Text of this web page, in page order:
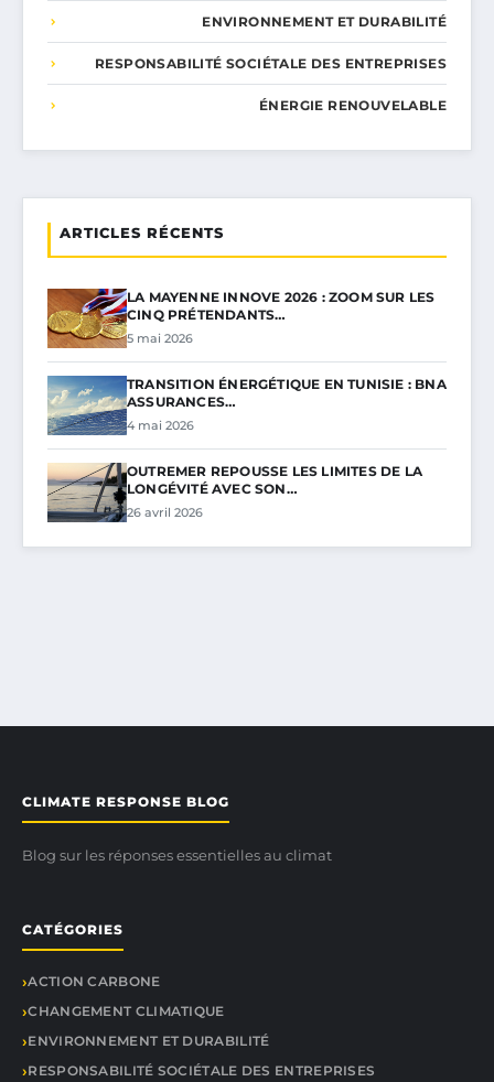
ENVIRONNEMENT ET DURABILITÉ
RESPONSABILITÉ SOCIÉTALE DES ENTREPRISES
ÉNERGIE RENOUVELABLE
ARTICLES RÉCENTS
LA MAYENNE INNOVE 2026 : ZOOM SUR LES
CINQ PRÉTENDANTS…
5 mai 2026
TRANSITION ÉNERGÉTIQUE EN TUNISIE : BNA
ASSURANCES…
4 mai 2026
OUTREMER REPOUSSE LES LIMITES DE LA
LONGÉVITÉ AVEC SON…
26 avril 2026
CLIMATE RESPONSE BLOG
Blog sur les réponses essentielles au climat
CATÉGORIES
ACTION CARBONE
CHANGEMENT CLIMATIQUE
ENVIRONNEMENT ET DURABILITÉ
RESPONSABILITÉ SOCIÉTALE DES ENTREPRISES